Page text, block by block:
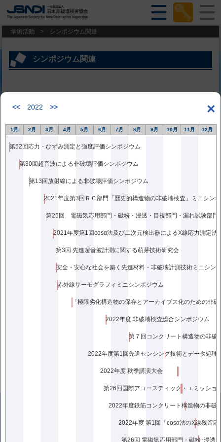
学術活動 > シンポジウム関連
×
<< 2022 >>
1月 2月 3月 4月 5月 6月 7月 8月 9月 10月 11月 12月
第52回応力・ひずみ測定と強度評価シンポジウム
第30回超音波による非破壊評価シンポジウム
第13回放射線による非破壊評価シンポジウム
2021年度第3回ＲＣ部門「歴史的構造物の非破壊検査」ミニシン
2021年度第1回cosα法及び二次元検出器によるX線応力測定法
第3回 先進超音波計測に関する萌芽技術研究会
安全・安心な社会を築く先進材料・非破壊計測技術ミニシン
赤外線サーモグラフィミニシンポジウム
2022年度 非破壊検査総合シンポジウム
2022年度第1回先進センシング技術とデータ処理
2022年度 秋季講演大会
第26回国際アコースティック・エミッショ
2022年度 第1回「cosα法のX線残留応
シンポジウム関連
東京都江東区亀戸2丁目25-14京阪亀戸ビル10階